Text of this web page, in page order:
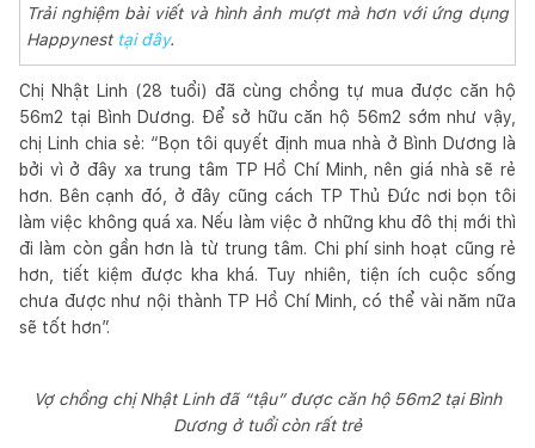
Trải nghiệm bài viết và hình ảnh mượt mà hơn với ứng dụng
Happynest tại đây.
Chị Nhật Linh (28 tuổi) đã cùng chồng tự mua được căn hộ
56m2 tại Bình Dương. Để sở hữu căn hộ 56m2 sớm như vậy,
chị Linh chia sẻ: “Bọn tôi quyết định mua nhà ở Bình Dương là
bởi vì ở đây xa trung tâm TP Hồ Chí Minh, nên giá nhà sẽ rẻ
hơn. Bên cạnh đó, ở đây cũng cách TP Thủ Đức nơi bọn tôi
làm việc không quá xa. Nếu làm việc ở những khu đô thị mới thì
đi làm còn gần hơn là từ trung tâm. Chi phí sinh hoạt cũng rẻ
hơn, tiết kiệm được kha khá. Tuy nhiên, tiện ích cuộc sống
chưa được như nội thành TP Hồ Chí Minh, có thể vài năm nữa
sẽ tốt hơn”.
Vợ chồng chị Nhật Linh đã “tậu” được căn hộ 56m2 tại Bình
Dương ở tuổi còn rất trẻ